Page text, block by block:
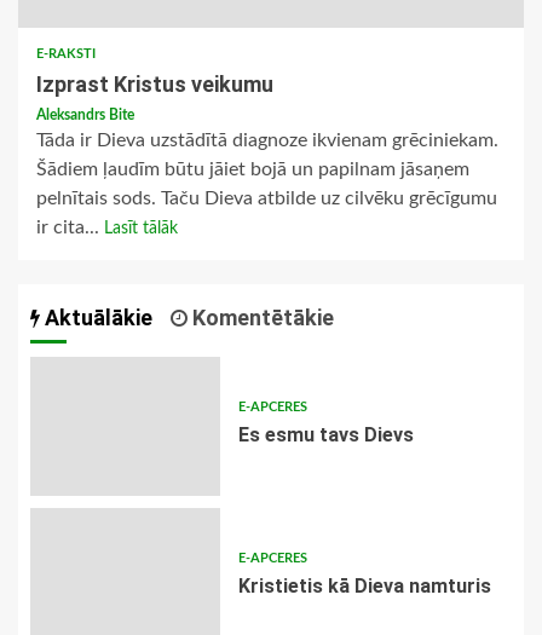
E-RAKSTI
Izprast Kristus veikumu
Aleksandrs Bite
Tāda ir Dieva uzstādītā diagnoze ikvienam grēciniekam.
Šādiem ļaudīm būtu jāiet bojā un papilnam jāsaņem
pelnītais sods. Taču Dieva atbilde uz cilvēku grēcīgumu
ir cita... Lasīt tālāk
Aktuālākie Komentētākie
E-APCERES
Es esmu tavs Dievs
E-APCERES
Kristietis kā Dieva namturis